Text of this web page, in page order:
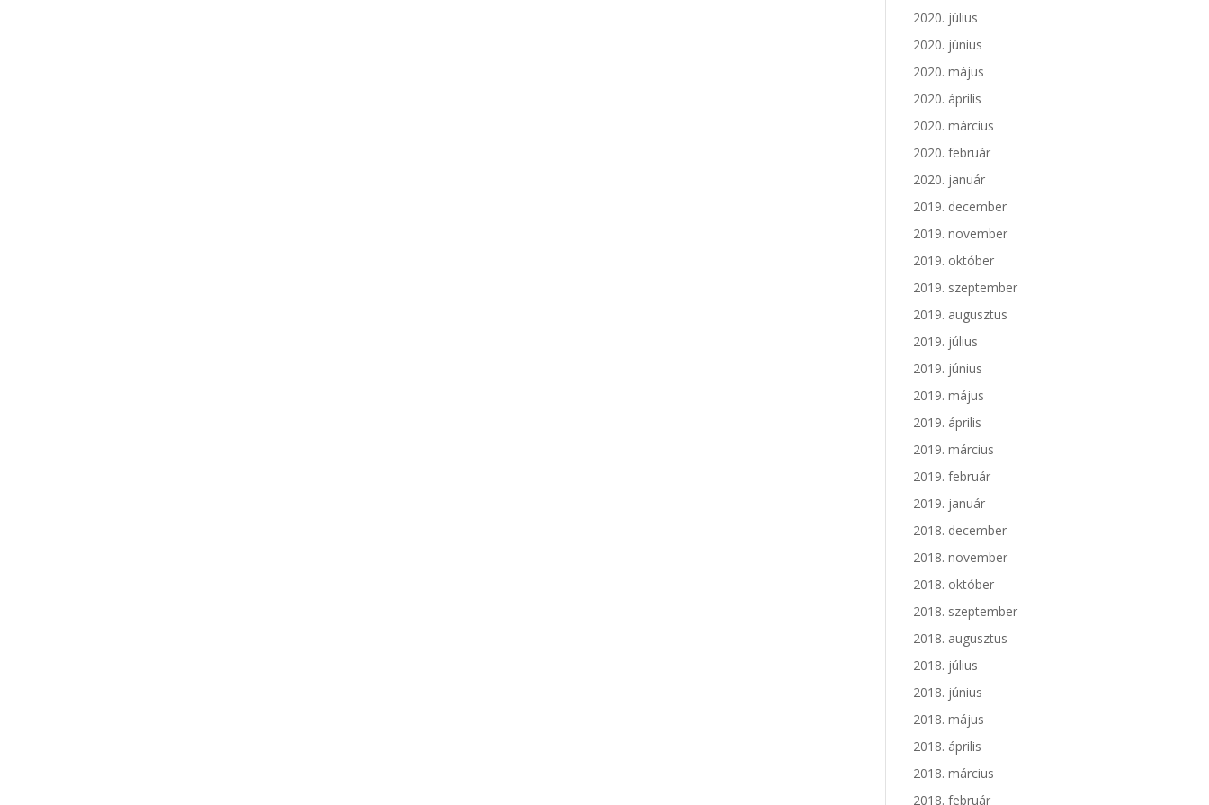
2020. július
2020. június
2020. május
2020. április
2020. március
2020. február
2020. január
2019. december
2019. november
2019. október
2019. szeptember
2019. augusztus
2019. július
2019. június
2019. május
2019. április
2019. március
2019. február
2019. január
2018. december
2018. november
2018. október
2018. szeptember
2018. augusztus
2018. július
2018. június
2018. május
2018. április
2018. március
2018. február